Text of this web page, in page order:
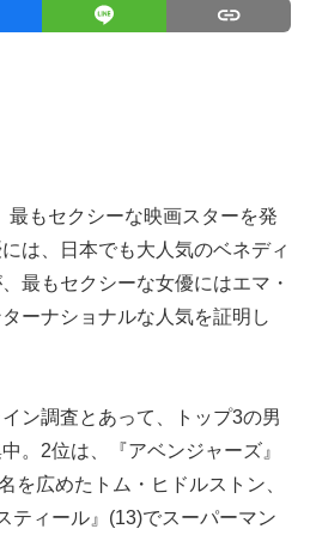
最もセクシーな映画スターを発
は、日本でも大人気のベネディ
最もセクシーな女優にはエマ・
ーナショナルな人気を証明し
ン調査とあって、トップ3の男
。2位は、『アベンジャーズ』
を広めたトム・ヒドルストン、
ティール』(13)でスーパーマン